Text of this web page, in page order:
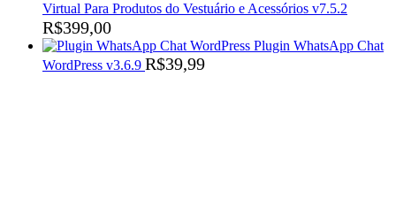
Virtual Para Produtos do Vestuário e Acessórios v7.5.2
R$399,00
Plugin WhatsApp Chat
WordPress v3.6.9 R$39,99